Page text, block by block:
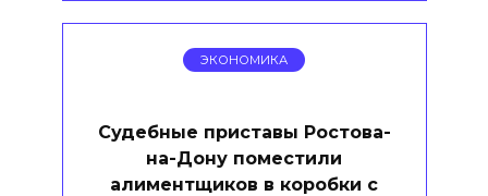
ЭКОНОМИКА
Судебные приставы Ростова-
на-Дону поместили
алиментщиков в коробки с